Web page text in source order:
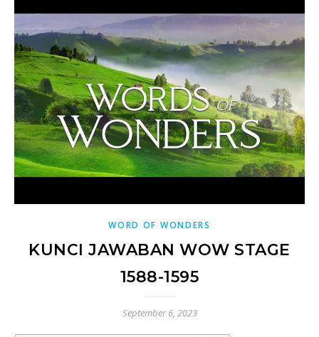
WORD OF WONDERS
KUNCI JAWABAN WOW STAGE
1588-1595
September 6, 2023